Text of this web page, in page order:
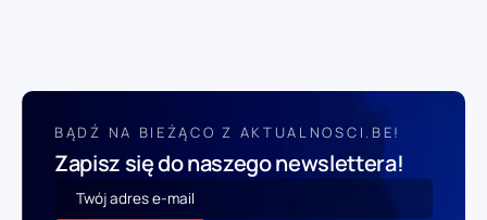
BĄDŹ NA BIEŻĄCO Z AKTUALNOSCI.BE!
Zapisz się do naszego newslettera!